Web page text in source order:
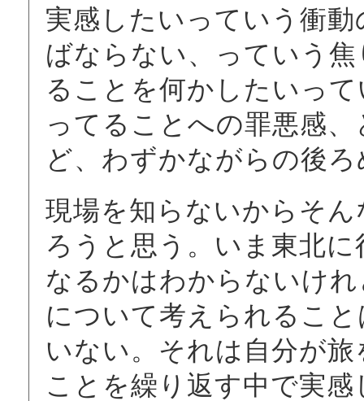
実感したいっていう衝
ばならない、っていう
ることを何かしたいっ
ってることへの罪悪感
ど、わずかながらの後
現場を知らないからそ
ろうと思う。いま東北
なるかはわからないけ
について考えられるこ
いない。それは自分が
ことを繰り返す中で実